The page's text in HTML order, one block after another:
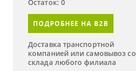
Остаток: 0
ПОДРОБНЕЕ НА B2B
Доставка транспортной
компанией или самовывоз со
склада любого филиала